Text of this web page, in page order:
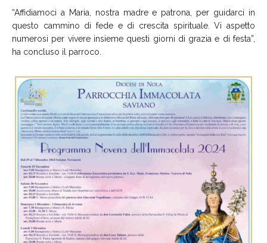
“Affidiamoci a Maria, nostra madre e patrona, per guidarci in
questo cammino di fede e di crescita spirituale. Vi aspetto
numerosi per vivere insieme questi giorni di grazia e di festa”,
ha concluso il parroco.